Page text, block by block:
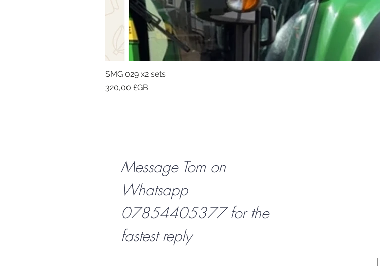
SMG 029 x2 sets
Prix
320,00 £GB
Message Tom on
Whatsapp
07854405377 for the
fastest reply